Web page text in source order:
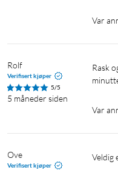
inkludert), 1× strømport
Mål: 210 × 120 × 38 mm
I pakken
TP-Link Archer NX500
RJ45-nettverkskabel
Var
Rolf
Verifisert kjøper
5/5
5 måneder siden
Rask og stabil forbindelse. Satt opp på 2
Var
Ove
Verifisert kjøper